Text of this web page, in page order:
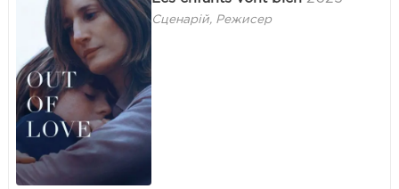
Сценарій, Режисер